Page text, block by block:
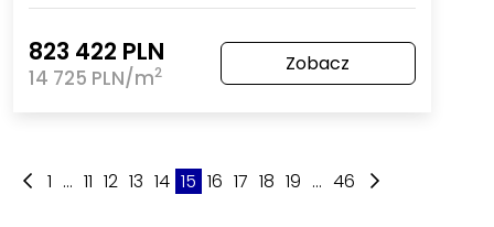
823 422 PLN
14 725 PLN/m2 Zobacz
1 ... 11 12 13 14 15 16 17 18 19 ... 46